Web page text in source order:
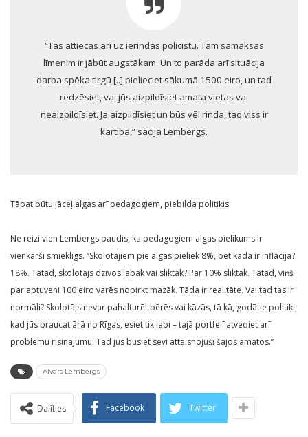
“Tas attiecas arī uz ierindas policistu. Tam samaksas
līmenim ir jābūt augstākam. Un to parāda arī situācija
darba spēka tirgū [..] pielieciet sākumā 1500 eiro, un tad
redzēsiet, vai jūs aizpildīsiet amata vietas vai
neaizpildīsiet. Ja aizpildīsiet un būs vēl rinda, tad viss ir
kārtībā,” sacīja Lembergs.
Tāpat būtu jāceļ algas arī pedagogiem, piebilda politiķis.
Ne reizi vien Lembergs paudis, ka pedagogiem algas pielikums ir
vienkārši smieklīgs. “Skolotājiem pie algas pieliek 8%, bet kāda ir inflācija?
18%. Tātad, skolotājs dzīvos labāk vai sliktāk? Par 10% sliktāk. Tātad, viņš
par aptuveni 100 eiro varēs nopirkt mazāk. Tāda ir realitāte. Vai tad tas ir
normāli? Skolotājs nevar pahalturēt bērēs vai kāzās, tā kā, godātie politiķi,
kad jūs braucat ārā no Rīgas, esiet tik labi – tajā portfelī atvediet arī
problēmu risinājumu. Tad jūs būsiet sevi attaisnojuši šajos amatos.”
Aivars Lembergs
Dalīties Facebook Twitter